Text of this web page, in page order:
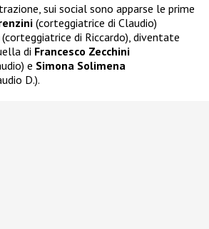
sui social sono apparse le prime
(corteggiatrice di Claudio)
(corteggiatrice di Riccardo), diventate
di Francesco Zecchini
e Simona Solimena
D.).